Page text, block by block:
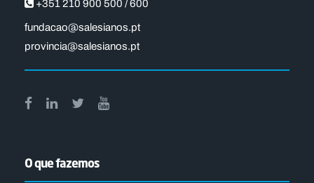
+351 210 900 500 / 600
fundacao@salesianos.pt
provincia@salesianos.pt
O que fazemos